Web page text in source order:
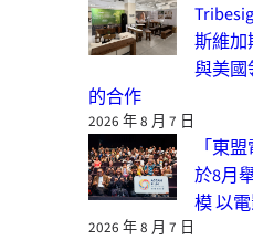
斯維加
與美國
的合作
2026 年 8 月 7 日
「東
於8月
模 以
2026 年 8 月 7 日